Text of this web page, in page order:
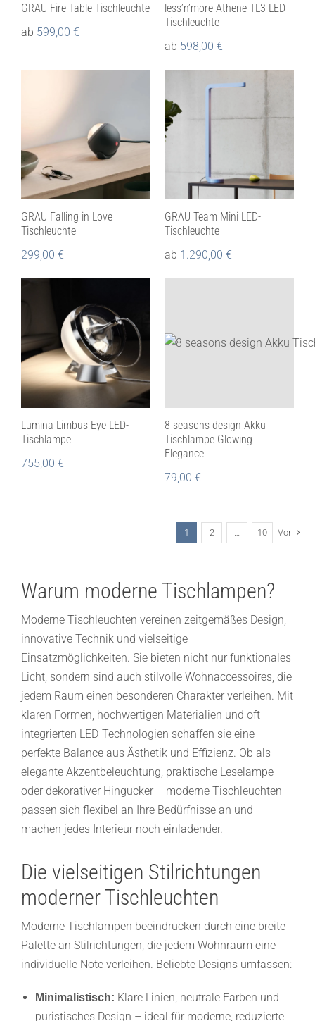
GRAU Fire Table Tischleuchte
ab 599,00 €
less’n’more Athene TL3 LED-
Tischleuchte
ab 598,00 €
GRAU Falling in Love
Tischleuchte
299,00 €
GRAU Team Mini LED-
Tischleuchte
ab 1.290,00 €
Lumina Limbus Eye LED-
Tischlampe
755,00 €
8 seasons design Akku
Tischlampe Glowing
Elegance
79,00 €
1 2 … 10 Vor
Warum moderne Tischlampen?
Moderne Tischleuchten vereinen zeitgemäßes Design,
innovative Technik und vielseitige
Einsatzmöglichkeiten. Sie bieten nicht nur funktionales
Licht, sondern sind auch stilvolle Wohnaccessoires, die
jedem Raum einen besonderen Charakter verleihen. Mit
klaren Formen, hochwertigen Materialien und oft
integrierten LED-Technologien schaffen sie eine
perfekte Balance aus Ästhetik und Effizienz. Ob als
elegante Akzentbeleuchtung, praktische Leselampe
oder dekorativer Hingucker – moderne Tischleuchten
passen sich flexibel an Ihre Bedürfnisse an und
machen jedes Interieur noch einladender.
Die vielseitigen Stilrichtungen
moderner Tischleuchten
Moderne Tischlampen beeindrucken durch eine breite
Palette an Stilrichtungen, die jedem Wohnraum eine
individuelle Note verleihen. Beliebte Designs umfassen:
Minimalistisch: Klare Linien, neutrale Farben und
puristisches Design – ideal für moderne, reduzierte